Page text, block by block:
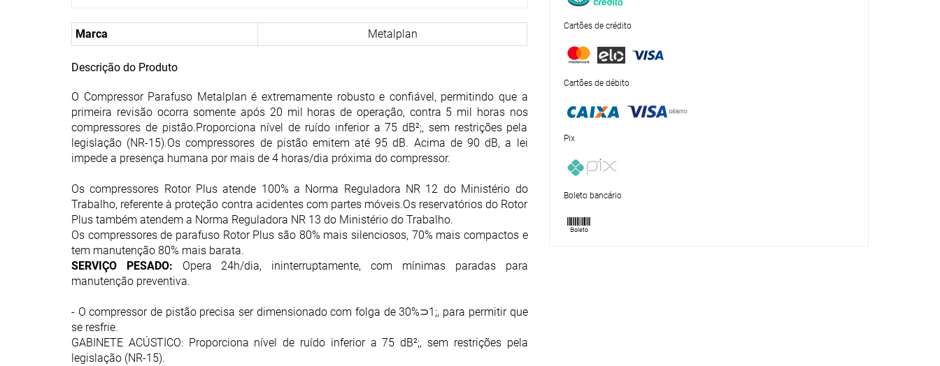
Marca Metalplan
Descrição do Produto
O Compressor Parafuso Metalplan é extremamente robusto e confiável, permitindo que a
primeira revisão ocorra somente após 20 mil horas de operação, contra 5 mil horas nos
compressores de pistão.Proporciona nível de ruído inferior a 75 dB²;, sem restrições pela
legislação (NR-15).Os compressores de pistão emitem até 95 dB. Acima de 90 dB, a lei
impede a presença humana por mais de 4 horas/dia próxima do compressor.
Os compressores Rotor Plus atende 100% a Norma Reguladora NR 12 do Ministério do
Trabalho, referente à proteção contra acidentes com partes móveis.Os reservatórios do Rotor
Plus também atendem a Norma Reguladora NR 13 do Ministério do Trabalho.
Os compressores de parafuso Rotor Plus são 80% mais silenciosos, 70% mais compactos e
tem manutenção 80% mais barata.
SERVIÇO PESADO: Opera 24h/dia, ininterruptamente, com mínimas paradas para
manutenção preventiva.
- O compressor de pistão precisa ser dimensionado com folga de 30%⊃1;, para permitir que
se resfrie.
GABINETE ACÚSTICO: Proporciona nível de ruído inferior a 75 dB²;, sem restrições pela
legislação (NR-15).
Cartões de crédito
Cartões de débito
Pix
Boleto bancário